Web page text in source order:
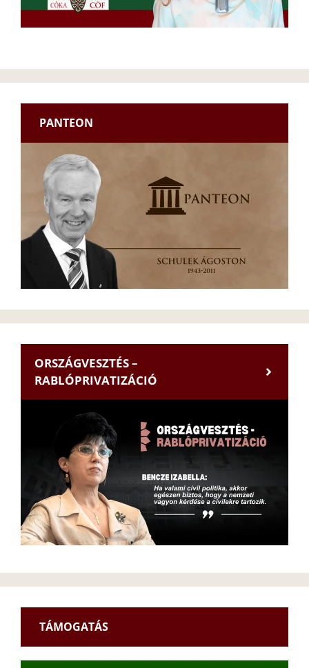
PANTEON
ORSZÁGVESZTÉS –
RABLÓPRIVATIZÁCIÓ
TÁMOGATÁS